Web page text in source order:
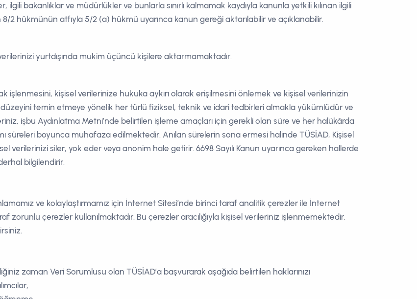
bakanlıklar ve müdürlükler ve bunlarla sınırlı kalmamak kaydıyla kanunla yetkili kılınan ilgili
8/2 hükmünün atfıyla 5/2 (a) hükmü uyarınca kanun gereği aktarılabilir ve açıklanabilir.
yurtdışında mukim üçüncü kişilere aktarmamaktadır.
işlenmesini, kişisel verilerinize hukuka aykırı olarak erişilmesini önlemek ve kişisel verilerinizin
temin etmeye yönelik her türlü fiziksel, teknik ve idari tedbirleri almakla yükümlüdür ve
işbu Aydınlatma Metni’nde belirtilen işleme amaçları için gerekli olan süre ve her halükârda
süreleri boyunca muhafaza edilmektedir. Anılan sürelerin sona ermesi halinde TÜSİAD, Kişisel
verilerinizi siler, yok eder veya anonim hale getirir. 6698 Sayılı Kanun uyarınca gereken hallerde
bilgilendirir.
ve kolaylaştırmamız için İnternet Sitesi’nde birinci taraf analitik çerezler ile İnternet
zorunlu çerezler kullanılmaktadır. Bu çerezler aracılığıyla kişisel verileriniz işlenmemektedir.
zaman Veri Sorumlusu olan TÜSİAD’a başvurarak aşağıda belirtilen haklarınızı